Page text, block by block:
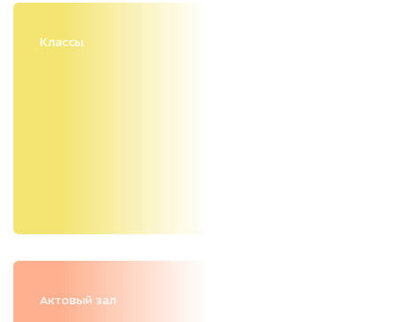
Классы
Актовый зал